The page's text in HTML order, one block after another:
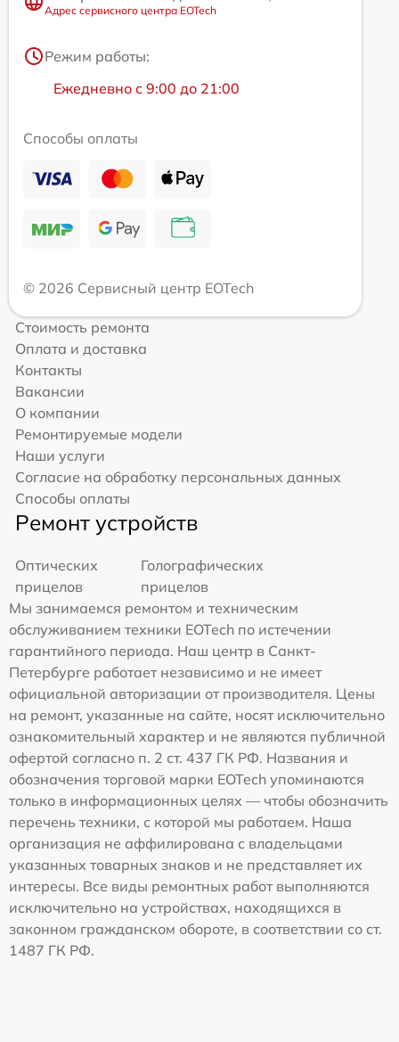
Адрес сервисного центра EOTech
Режим работы:
Ежедневно с 9:00 до 21:00
Способы оплаты
© 2026 Сервисный центр EOTech
Стоимость ремонта
Оплата и доставка
Контакты
Вакансии
О компании
Ремонтируемые модели
Наши услуги
Согласие на обработку персональных данных
Способы оплаты
Ремонт устройств
Оптических
прицелов
Голографических
прицелов
Мы занимаемся ремонтом и техническим
обслуживанием техники EOTech по истечении
гарантийного периода. Наш центр в Санкт-
Петербурге работает независимо и не имеет
официальной авторизации от производителя. Цены
на ремонт, указанные на сайте, носят исключительно
ознакомительный характер и не являются публичной
офертой согласно п. 2 ст. 437 ГК РФ. Названия и
обозначения торговой марки EOTech упоминаются
только в информационных целях — чтобы обозначить
перечень техники, с которой мы работаем. Наша
организация не аффилирована с владельцами
указанных товарных знаков и не представляет их
интересы. Все виды ремонтных работ выполняются
исключительно на устройствах, находящихся в
законном гражданском обороте, в соответствии со ст.
1487 ГК РФ.